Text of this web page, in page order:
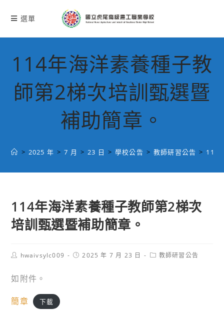
選單
114年海洋素養種子教
師第2梯次培訓甄選暨
補助簡章。
> 2025 年 > 7 月 > 23 日 > 學校公告 > 教師研習公告 > 114
114年海洋素養種子教師第2梯次
培訓甄選暨補助簡章。
Posthwaivsylc009
Post2025 年 7 月 23 日
Post教師研習公告
如附件。
簡章 下載